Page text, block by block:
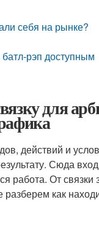
себя на рынке?
рэп доступным
для
действий и
Сюда
работа. От
как